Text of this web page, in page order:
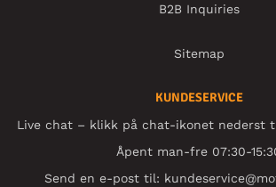
B2B Inquiries
Sitemap
KUNDESERVICE
Live chat – klikk på chat-ikonet nederst
Åpent man-fre 07:30-
Send en e-post til: